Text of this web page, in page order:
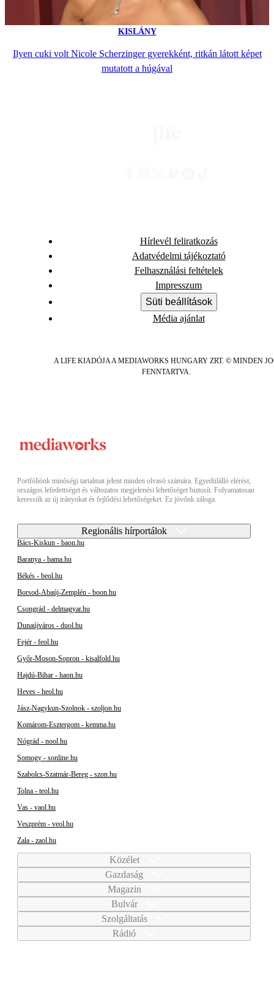
KISLÁNY
Ilyen cuki volt Nicole Scherzinger gyerekként, ritkán látott képet
mutatott a húgával
Hírlevél feliratkozás
Adatvédelmi tájékoztató
Felhasználási feltételek
Impresszum
Süti beállítások
Média ajánlat
A LIFE KIADÓJA A MEDIAWORKS HUNGARY ZRT. © MINDEN
FENNTARTVA.
Portfóliónk minőségi tartalmat jelent minden olvasó számára. Egyedülálló elérést,
országos lefedettséget és változatos megjelenési lehetőséget biztosít. Folyamatosan
keressük az új irányokat és fejlődési lehetőségeket. Ez jövőnk záloga.
Regionális hírportálok
Bács-Kiskun - baon.hu
Baranya - bama.hu
Békés - beol.hu
Borsod-Abaúj-Zemplén - boon.hu
Csongrád - delmagyar.hu
Dunaújváros - duol.hu
Fejér - feol.hu
Győr-Moson-Sopron - kisalfold.hu
Hajdú-Bihar - haon.hu
Heves - heol.hu
Jász-Nagykun-Szolnok - szoljon.hu
Komárom-Esztergom - kemma.hu
Nógrád - nool.hu
Somogy - sonline.hu
Szabolcs-Szatmár-Bereg - szon.hu
Tolna - teol.hu
Vas - vaol.hu
Veszprém - veol.hu
Zala - zaol.hu
Közélet
Gazdaság
Magazin
Bulvár
Szolgáltatás
Rádió